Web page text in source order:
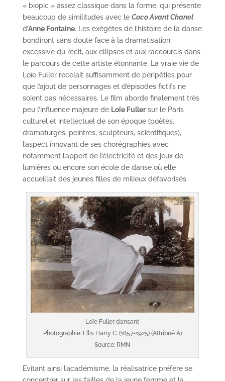
« biopic » assez classique dans la forme, qui présente
beaucoup de similitudes avec le Coco Avant Chanel
d’Anne Fontaine. Les exégètes de l’histoire de la danse
bondiront sans doute face à la dramatisation
excessive du récit, aux ellipses et aux raccourcis dans
le parcours de cette artiste étonnante. La vraie vie de
Loïe Fuller recelait suffisamment de péripéties pour
que l’ajout de personnages et d’épisodes fictifs ne
soient pas nécessaires. Le film aborde finalement très
peu l’influence majeure de Loïe Fullersur le Paris
culturel et intellectuel de son époque (poètes,
dramaturges, peintres, sculpteurs, scientifiques),
l’aspect innovant de ses chorégraphies avec
notamment l’apport de l’électricité et des jeux de
lumières ou encore son école de danse où elle
accueillait des jeunes filles de milieux défavorisés.
Loïe Fuller dansant
Photographie: Ellis Harry C. (1857-1925) (Attribué À)
Source: RMN
Evitant ainsi l’académisme, la réalisatrice préfère se